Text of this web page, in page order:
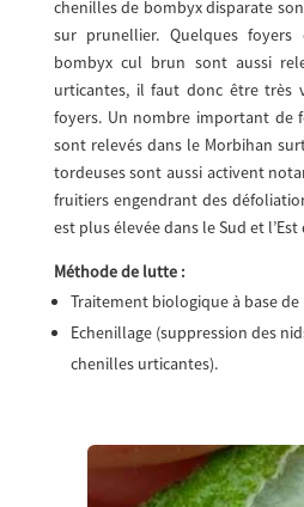
chenilles de bombyx disparate
sur prunellier. Quelques
bombyx cul brun sont aussi
urticantes, il faut donc être très
foyers. Un nombre important de
sont relevés dans le Morbihan
tordeuses sont aussi activent
fruitiers engendrant des
est plus élevée dans le Sud et
Méthode de lutte :
Traitement biologique à base
Echenillage (suppression des
chenilles urticantes).